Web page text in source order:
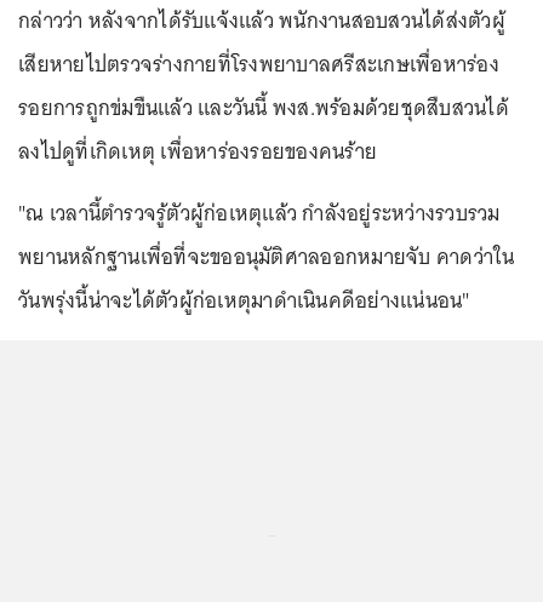
กล่าวว่า หลังจากได้รับแจ้งแล้ว พนักงานสอบสวนได้ส่งตัวผู้
เสียหายไปตรวจร่างกายที่โรงพยาบาลศรีสะเกษเพื่อหาร่อง
รอยการถูกข่มขืนแล้ว และวันนี้ พงส.พร้อมด้วยชุดสืบสวนได้
ลงไปดูที่เกิดเหตุ เพื่อหาร่องรอยของคนร้าย
"ณ เวลานี้ตำรวจรู้ตัวผู้ก่อเหตุแล้ว กำลังอยู่ระหว่างรวบรวม
พยานหลักฐานเพื่อที่จะขออนุมัติศาลออกหมายจับ คาดว่าใน
วันพรุ่งนี้น่าจะได้ตัวผู้ก่อเหตุมาดำเนินคดีอย่างแน่นอน"